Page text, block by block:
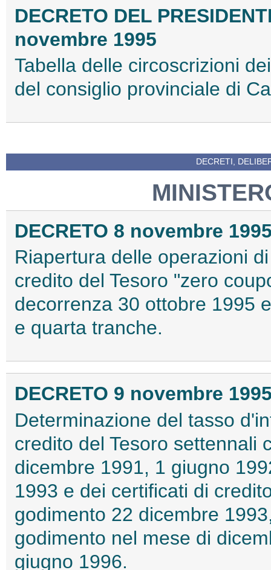
DECRETO DEL
novembre 1995
Tabella delle circoscrizioni
del consiglio provinciale di
DECRETI,
DECRETO 8 novembre
Riapertura delle operazioni
credito del Tesoro "zero
decorrenza 30 ottobre 1995
e quarta tranche.
DECRETO 9 novembre
Determinazione del tasso
credito del Tesoro settennali
dicembre 1991, 1 giugno
1993 e dei certificati di
godimento 22 dicembre
godimento nel mese di
giugno 1996.